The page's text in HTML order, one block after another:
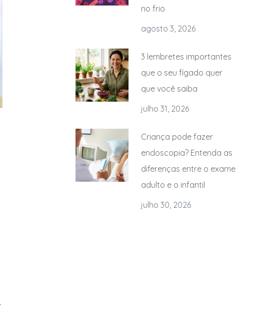
no frio
agosto 3, 2026
3 lembretes importantes
que o seu fígado quer
que você saiba
julho 31, 2026
Criança pode fazer
endoscopia? Entenda as
diferenças entre o exame
adulto e o infantil
julho 30, 2026